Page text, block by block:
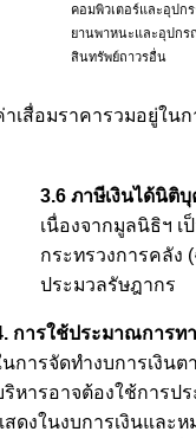
คอมพิวเตอร์และอุปก
ยานพาหนะและอุปกร
สินทรัพย์ถาวรอื่น
าเสื่อมราคารวมอยู่ใน
3.6 ภาษีเงินได้นิติ
เนื่องจากมูลนิธิฯ
กระทรวงการคลัง
ประมวลรัษฎากร
การใช้ประมาณการท
นการจัดทำงบการเงิน
ริหารอาจต้องใช้การป
สดงในงบการเงินและห